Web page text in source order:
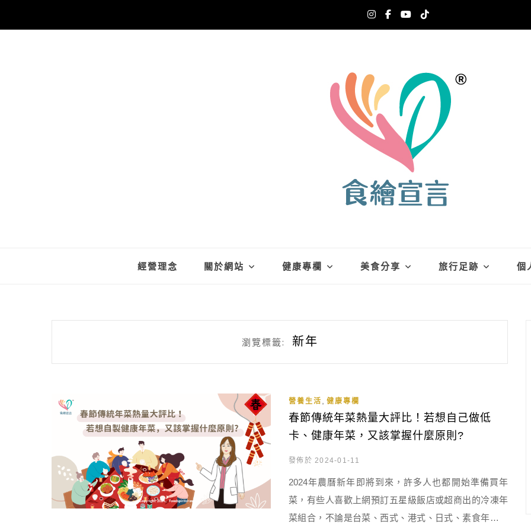
經營理念 關於網站 健康專欄 美食分享 旅行足跡 個
瀏覽標籤: 新年
營養生活 健康專欄
春節傳統年菜熱量大評比！若想自己做低
卡、健康年菜，又該掌握什麼原則?
發佈於 2024-01-11
2024年農曆新年即將到來，許多人也都開始準備買年
菜，有些人喜歡上網預訂五星級飯店或超商出的冷凍年
菜組合，不論是台菜、西式、港式、日式、素食年菜，